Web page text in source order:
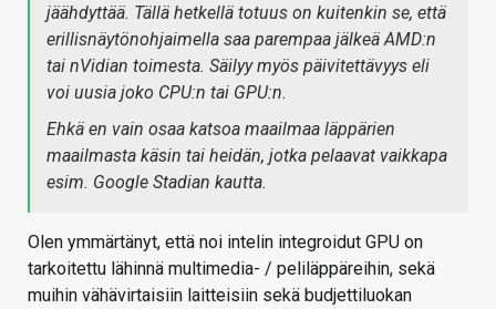
jäähdyttää. Tällä hetkellä totuus on kuitenkin se, että
erillisnäytönohjaimella saa parempaa jälkeä AMD:n
tai nVidian toimesta. Säilyy myös päivitettävyys eli
voi uusia joko CPU:n tai GPU:n.
Ehkä en vain osaa katsoa maailmaa läppärien
maailmasta käsin tai heidän, jotka pelaavat vaikkapa
esim. Google Stadian kautta.
Olen ymmärtänyt, että noi intelin integroidut GPU on
tarkoitettu lähinnä multimedia- / peliläppäreihin, sekä
muihin vähävirtaisiin laitteisiin sekä budjettiluokan